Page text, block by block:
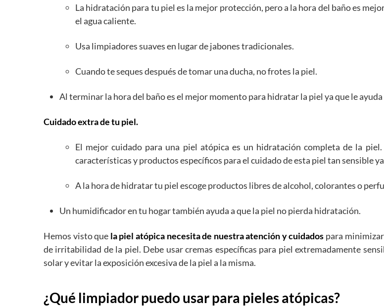
La hidratación para tu piel es la mejor protección, pero a la hora del baño es
el agua caliente.
Usa limpiadores suaves en lugar de jabones tradicionales.
Cuando te seques después de tomar una ducha, no frotes la piel.
Al terminar la hora del baño es el mejor momento para hidratar la piel ya que le
Cuidado extra de tu piel.
El mejor cuidado para una piel atópica es un hidratación completa de la
características y productos específicos para el cuidado de esta piel tan sensible
A la hora de hidratar tu piel escoge productos libres de alcohol, colorantes o
Un humidificador en tu hogar también ayuda a que la piel no pierda hidratación.
Hemos visto que la piel atópica necesita de nuestra atención y cuidados para
de irritabilidad de la piel. Debe usar cremas específicas para piel extremadamente
solar y evitar la exposición excesiva de la piel a la misma.
¿Qué limpiador puedo usar para pieles atópicas?